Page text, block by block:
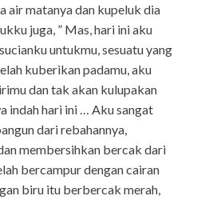
air matanya dan kupeluk dia
juga, ” Mas, hari ini aku
untukmu, sesuatu yang
kuberikan padamu, aku
dan tak akan kulupakan
indah hari ini … Aku sangat
dari rebahannya,
membersihkan bercak dari
bercampur dengan cairan
biru itu berbercak merah,